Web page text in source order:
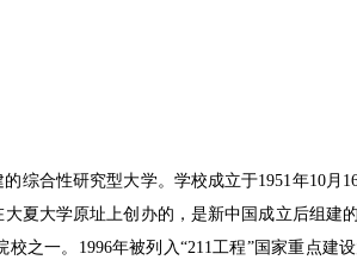
合性研究型大学。学校成立于1951年10月
夏大学原址上创办的，是新中国成立后组建
之一。1996年被列入“211工程”国家重点建